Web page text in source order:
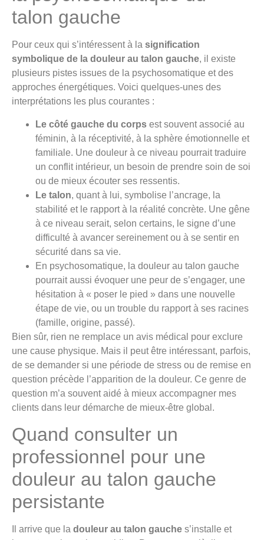
talon gauche
Pour ceux qui s’intéressent à la signification
symbolique de la douleur au talon gauche, il existe
plusieurs pistes issues de la psychosomatique et des
approches énergétiques. Voici quelques-unes des
interprétations les plus courantes :
Le côté gauche du corps est souvent associé au
féminin, à la réceptivité, à la sphère émotionnelle et
familiale. Une douleur à ce niveau pourrait traduire
un conflit intérieur, un besoin de prendre soin de soi
ou de mieux écouter ses ressentis.
Le talon, quant à lui, symbolise l’ancrage, la
stabilité et le rapport à la réalité concrète. Une gêne
à ce niveau serait, selon certains, le signe d’une
difficulté à avancer sereinement ou à se sentir en
sécurité dans sa vie.
En psychosomatique, la douleur au talon gauche
pourrait aussi évoquer une peur de s’engager, une
hésitation à « poser le pied » dans une nouvelle
étape de vie, ou un trouble du rapport à ses racines
(famille, origine, passé).
Bien sûr, rien ne remplace un avis médical pour exclure
une cause physique. Mais il peut être intéressant, parfois,
de se demander si une période de stress ou de remise en
question précède l’apparition de la douleur. Ce genre de
question m’a souvent aidé à mieux accompagner mes
clients dans leur démarche de mieux-être global.
Quand consulter un
professionnel pour une
douleur au talon gauche
persistante
Il arrive que la douleur au talon gauche s’installe et